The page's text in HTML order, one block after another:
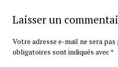
Laisser un
Votre adresse e-mail ne sera pas
obligatoires sont indiqués avec *